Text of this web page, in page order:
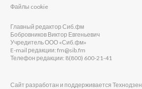
Файлы cookie
Главный редактор Сиб.фм
Бобровников Виктор Евгеньевич
Учредитель ООО «Сиб.фм»
E-mail редакции: fm@sib.fm
Телефон редакции: 8(800) 600-21-41
Сайт разработан и поддерживается Технодзен